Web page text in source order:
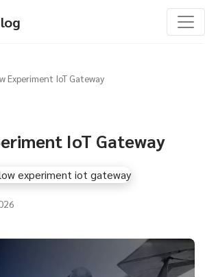
Experiment IoT Gateway
IoT Gateway